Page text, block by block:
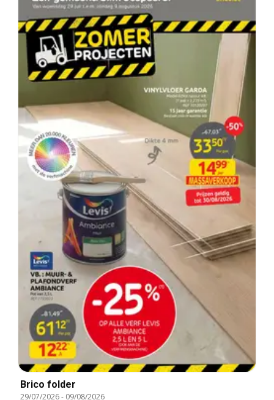
Brico folder
29/07/2026- 09/08/2026